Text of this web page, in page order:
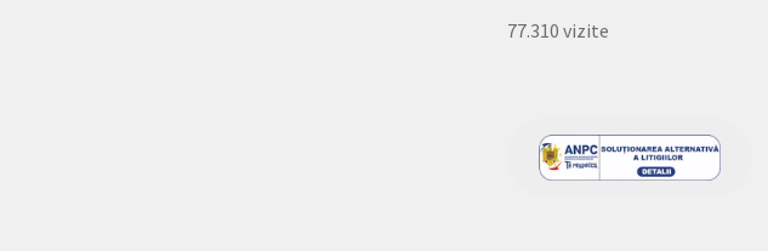
77.310 vizite